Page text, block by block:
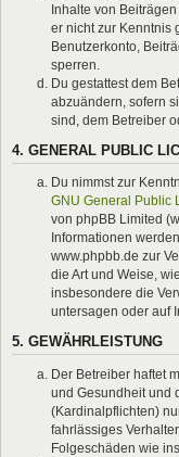
Inhalte von
er nicht zur Kenntnis
Benutzerkonto,
sperren.
Du gestattest dem
abzuändern, sofern
sind, dem Betreiber
4. GENERAL PUBLIC
Du nimmst zur
GNU General Public
von phpBB Limited
Informationen
www.phpbb.de zur
die Art und Weise,
insbesondere die
untersagen oder auf
5. GEWÄHRLEISTUNG
Der Betreiber haftet
und Gesundheit und
(Kardinalpflichten)
fahrlässiges
Folgeschäden wie